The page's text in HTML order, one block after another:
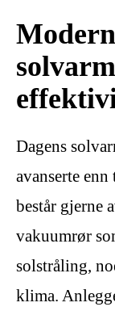
Dagens
avanserte
består gjerne
vakuumrør
solstråling,
klima.